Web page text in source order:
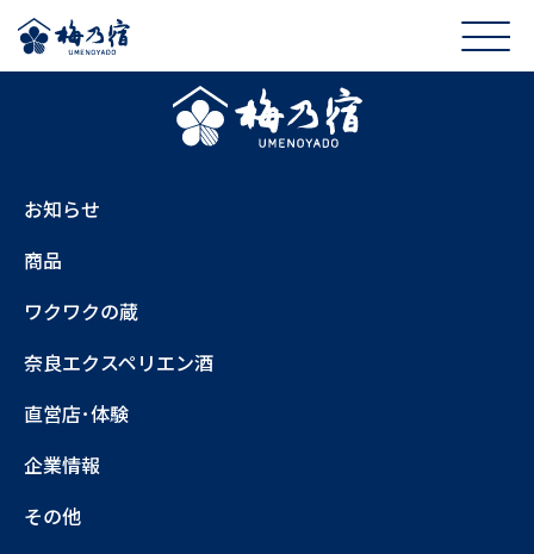
お知らせ
商品
ワクワクの蔵
奈良エクスペリエン酒
直営店･体験
企業情報
その他